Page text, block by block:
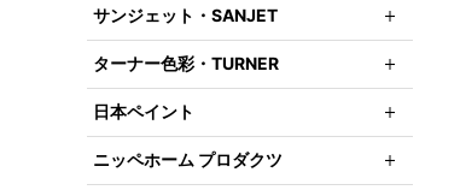
サンジェット・SANJET
ターナー色彩・TURNER
日本ペイント
ニッペホーム プロダクツ